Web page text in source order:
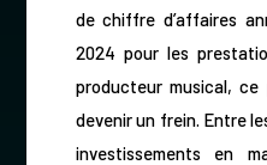
de chiffre d’affaires
2024 pour les
producteur musical,
devenir un frein. Entre
investissements en